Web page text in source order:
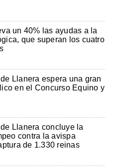
un 40% las ayudas a la
que superan los cuatro
Llanera espera una gran
en el Concurso Equino y
Llanera concluye la
contra la avispa
de 1.330 reinas